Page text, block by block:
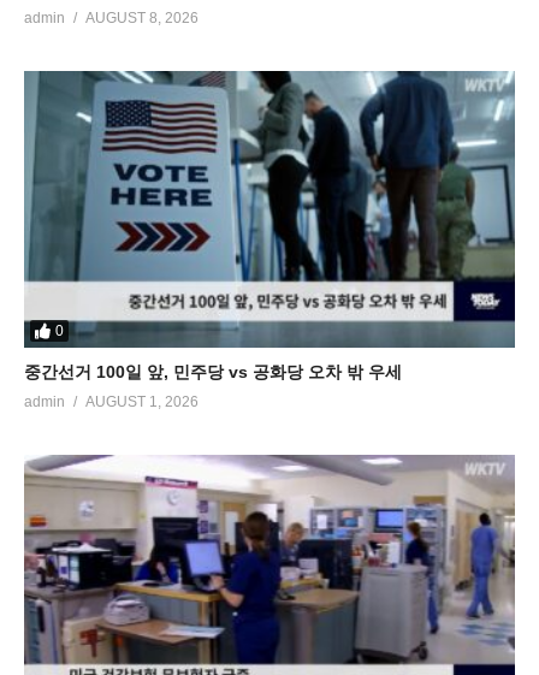
admin AUGUST 8, 2026
0
중간선거 100일 앞, 민주당 vs 공화당 오차 밖 우세
admin AUGUST 1, 2026